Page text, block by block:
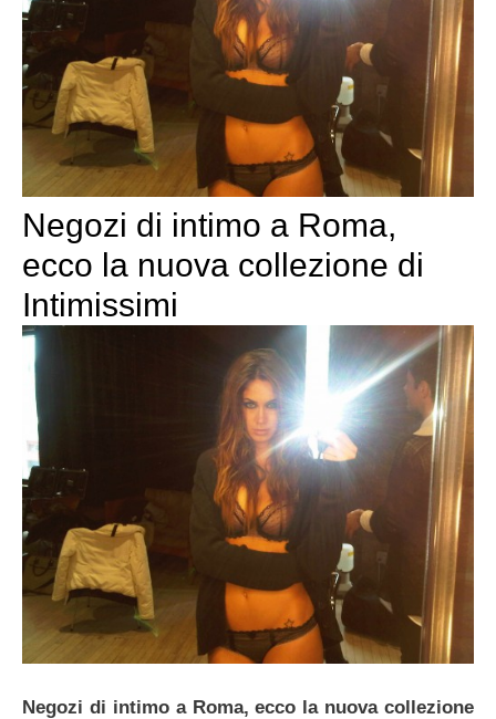
Negozi di intimo a Roma,
ecco la nuova collezione di
Intimissimi
Negozi di intimo a Roma, ecco la nuova collezione